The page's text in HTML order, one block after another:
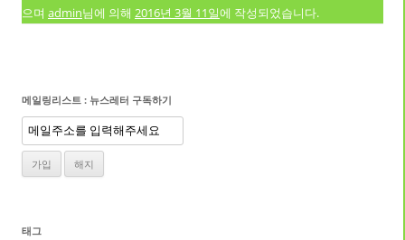
으며 admin님에 의해 2016년 3월 11일에 작성되었습니다.
메일링리스트 : 뉴스레터 구독하기
태그